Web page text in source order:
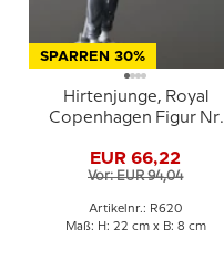
SPARREN 30%
Hirtenjunge, Royal
Copenhagen Figur Nr.
EUR 66,22
Vor: EUR 94,04
Artikelnr.: R620
Maß: H: 22 cm x B: 8 cm